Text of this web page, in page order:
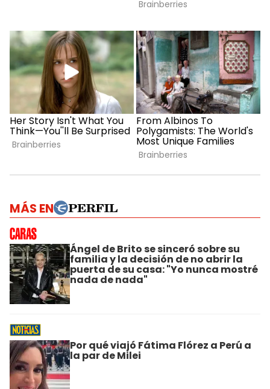
MÁS EN
Ángel de Brito se sinceró sobre su
familia y la decisión de no abrir la
puerta de su casa: "Yo nunca mostré
nada de nada"
Por qué viajó Fátima Flórez a Perú a
la par de Milei